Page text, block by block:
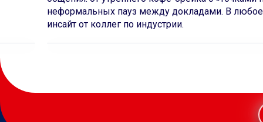
неформальных пауз между докладами. В любое
инсайт от коллег по индустрии.